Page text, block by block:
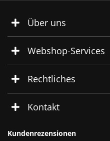
Über uns
Webshop-Services
Rechtliches
Kontakt
Kundenrezensionen